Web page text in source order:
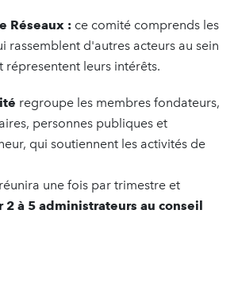
Réseaux : ce comité comprends les
rassemblent d'autres acteurs au sein
répresentent leurs intérêts.
regroupe les membres fondateurs,
personnes publiques et
qui soutiennent les activités de
une fois par trimestre et
2 à 5 administrateurs au conseil